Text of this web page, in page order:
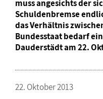
muss angesichts der
Schuldenbremse
das Verhältnis
Bundesstaat bedarf
Dauderstädt am 22.
22. Oktober 2013